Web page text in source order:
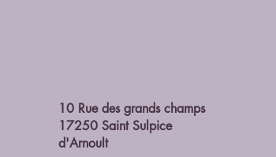
10 Rue des grands champs
17250 Saint Sulpice
d'Arnoult